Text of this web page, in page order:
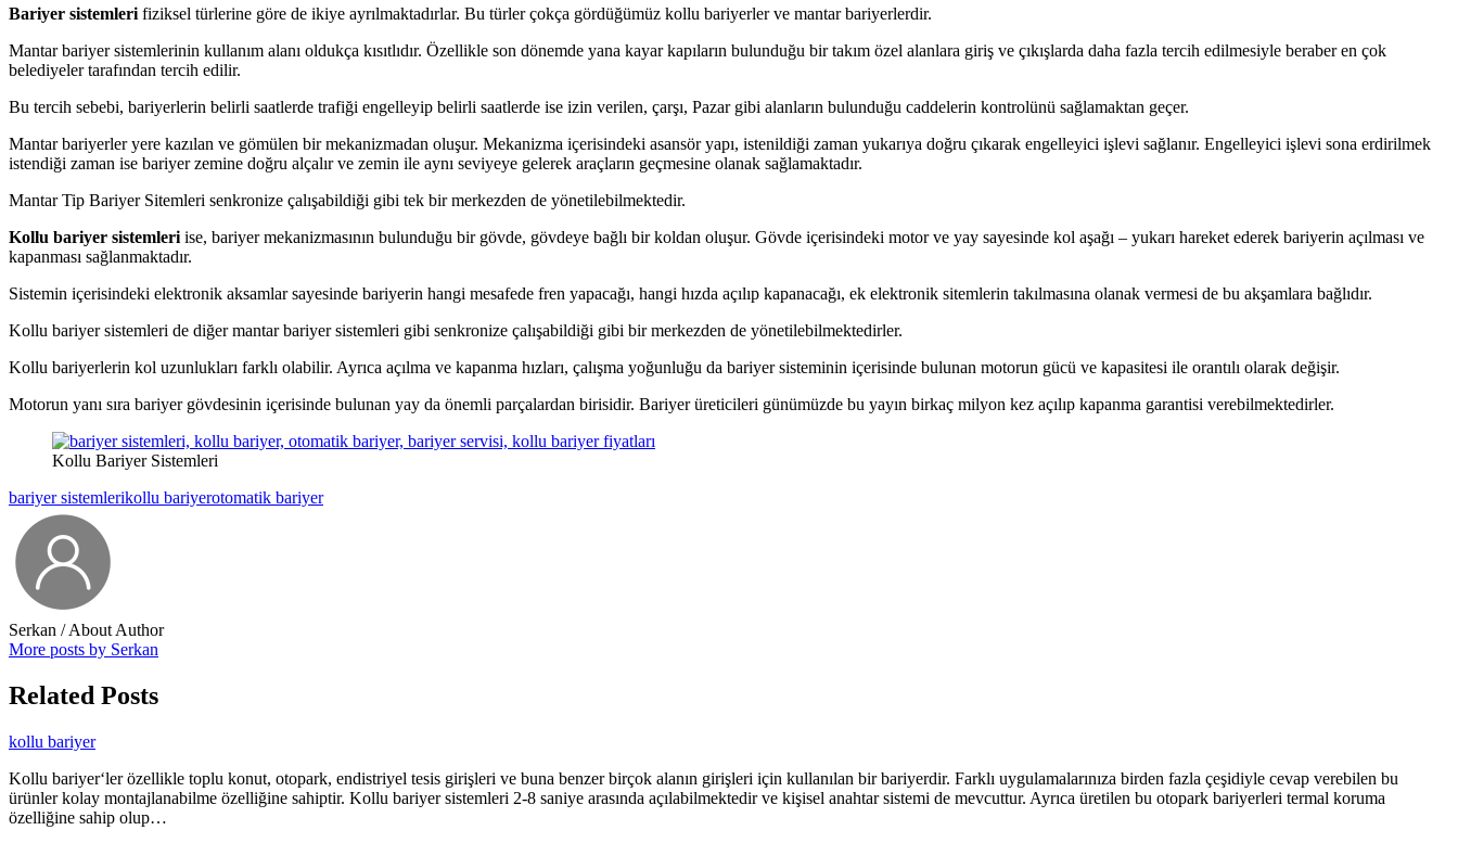
Bariyer sistemleri fiziksel türlerine göre de ikiye ayrılmaktadırlar. Bu türler çokça gördüğümüz kollu bariyerler ve mantar bariyerlerdir.
Mantar bariyer sistemlerinin kullanım alanı oldukça kısıtlıdır. Özellikle son dönemde yana kayar kapıların bulunduğu bir takım özel alanlara giriş ve çıkışlarda daha fazla tercih edilmesiyle beraber en çok
belediyeler tarafından tercih edilir.
Bu tercih sebebi, bariyerlerin belirli saatlerde trafiği engelleyip belirli saatlerde ise izin verilen, çarşı, Pazar gibi alanların bulunduğu caddelerin kontrolünü sağlamaktan geçer.
Mantar bariyerler yere kazılan ve gömülen bir mekanizmadan oluşur. Mekanizma içerisindeki asansör yapı, istenildiği zaman yukarıya doğru çıkarak engelleyici işlevi sağlanır. Engelleyici işlevi sona erdirilmek
istendiği zaman ise bariyer zemine doğru alçalır ve zemin ile aynı seviyeye gelerek araçların geçmesine olanak sağlamaktadır.
Mantar Tip Bariyer Sitemleri senkronize çalışabildiği gibi tek bir merkezden de yönetilebilmektedir.
Kollu bariyer sistemleri ise, bariyer mekanizmasının bulunduğu bir gövde, gövdeye bağlı bir koldan oluşur. Gövde içerisindeki motor ve yay sayesinde kol aşağı – yukarı hareket ederek bariyerin açılması ve
kapanması sağlanmaktadır.
Sistemin içerisindeki elektronik aksamlar sayesinde bariyerin hangi mesafede fren yapacağı, hangi hızda açılıp kapanacağı, ek elektronik sitemlerin takılmasına olanak vermesi de bu akşamlara bağlıdır.
Kollu bariyer sistemleri de diğer mantar bariyer sistemleri gibi senkronize çalışabildiği gibi bir merkezden de yönetilebilmektedirler.
Kollu bariyerlerin kol uzunlukları farklı olabilir. Ayrıca açılma ve kapanma hızları, çalışma yoğunluğu da bariyer sisteminin içerisinde bulunan motorun gücü ve kapasitesi ile orantılı olarak değişir.
Motorun yanı sıra bariyer gövdesinin içerisinde bulunan yay da önemli parçalardan birisidir. Bariyer üreticileri günümüzde bu yayın birkaç milyon kez açılıp kapanma garantisi verebilmektedirler.
Kollu Bariyer Sistemleri
bariyer sistemlerikollu bariyerotomatik bariyer
Serkan / About Author
More posts by Serkan
Related Posts
kollu bariyer
Kollu bariyer‘ler özellikle toplu konut, otopark, endistriyel tesis girişleri ve buna benzer birçok alanın girişleri için kullanılan bir bariyerdir. Farklı uygulamalarınıza birden fazla çeşidiyle cevap verebilen bu
ürünler kolay montajlanabilme özelliğine sahiptir. Kollu bariyer sistemleri 2-8 saniye arasında açılabilmektedir ve kişisel anahtar sistemi de mevcuttur. Ayrıca üretilen bu otopark bariyerleri termal koruma
özelliğine sahip olup…